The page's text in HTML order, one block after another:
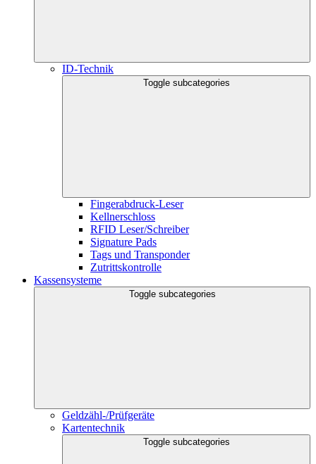
ID-Technik
Toggle subcategories
Fingerabdruck-Leser
Kellnerschloss
RFID Leser/Schreiber
Signature Pads
Tags und Transponder
Zutrittskontrolle
Kassensysteme
Toggle subcategories
Geldzähl-/Prüfgeräte
Kartentechnik
Toggle subcategories